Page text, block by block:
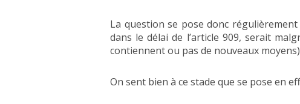
La question se pose donc
dans le délai de l’article 909, serait
contiennent ou pas de nouveaux
On sent bien à ce stade que se pose en